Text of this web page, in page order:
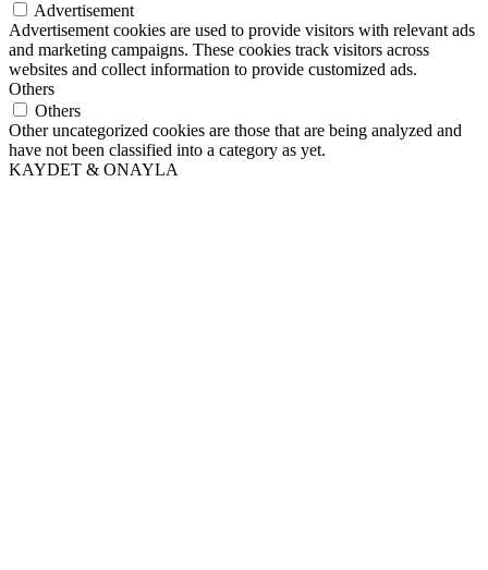
Advertisement
Advertisement cookies are used to provide visitors with relevant ads
and marketing campaigns. These cookies track visitors across
websites and collect information to provide customized ads.
Others
Others
Other uncategorized cookies are those that are being analyzed and
have not been classified into a category as yet.
KAYDET & ONAYLA